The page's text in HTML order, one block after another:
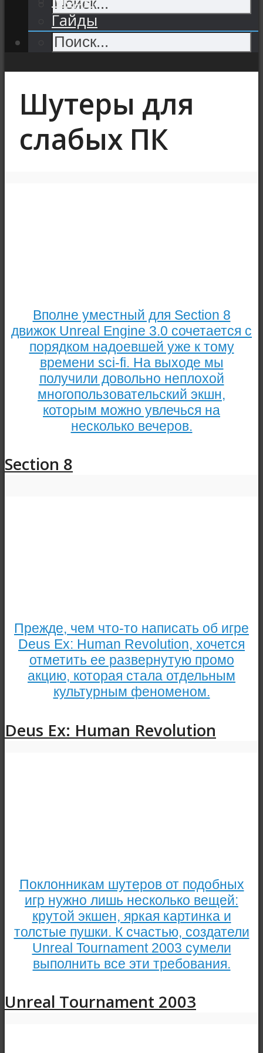
Гайды
Шутеры для
слабых ПК
Вполне уместный для Section 8
движок Unreal Engine 3.0 сочетается с
порядком надоевшей уже к тому
времени sci-fi. На выходе мы
получили довольно неплохой
многопользовательский экшн,
которым можно увлечься на
несколько вечеров.
Section 8
Прежде, чем что-то написать об игре
Deus Ex: Human Revolution, хочется
отметить ее развернутую промо
акцию, которая стала отдельным
культурным феноменом.
Deus Ex: Human Revolution
Поклонникам шутеров от подобных
игр нужно лишь несколько вещей:
крутой экшен, яркая картинка и
толстые пушки. К счастью, создатели
Unreal Tournament 2003 сумели
выполнить все эти требования.
Unreal Tournament 2003